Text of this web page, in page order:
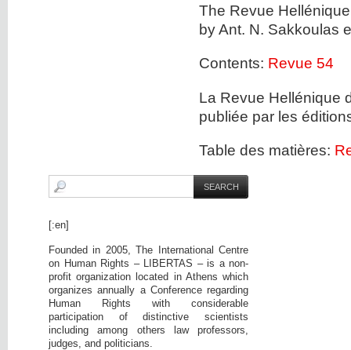
The Revue
by Ant. N. Sakkoulas
Contents: Revue 54
La Revue Hellénique
publiée par les
Table des matières:
[:en]
Founded in 2005, The International Centre
on Human Rights – LIBERTAS – is a non-
profit organization located in Athens which
organizes annually a Conference regarding
Human Rights with considerable
participation of distinctive scientists
including among others law professors,
judges, and politicians.